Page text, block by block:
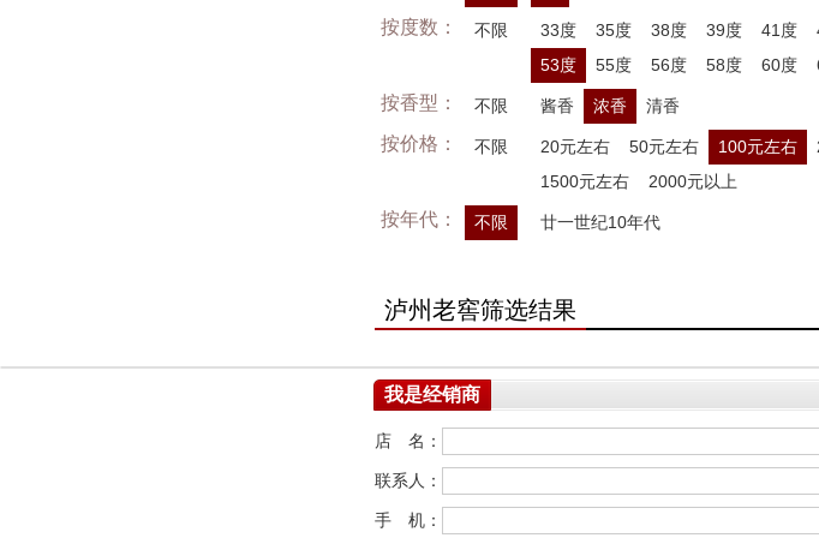
按度数： 不限 33度 35度 38度 39度 41度
53度
55度 56度 58度 60度
按香型： 不限 酱香 浓香 清香
按价格： 不限 20元左右 50元左右 100元左右
1500元左右
2000元以上
按年代： 不限 廿一世纪10年代
泸州老窖筛选结果
我是经销商
店 名：
联系人：
手 机：